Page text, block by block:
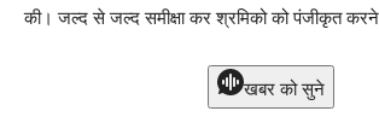
की। जल्द से जल्द समीक्षा कर श्रमिको को पंजीकृत करने
खबर को सुने